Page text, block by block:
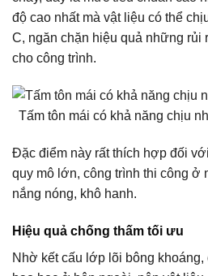
độ cao nhất mà vật liệu có thể
C, ngăn chặn hiệu quả những rủi
cho công trình.
Tấm tôn mái có khả năng chịu
Đặc điểm này rất thích hợp đối
quy mô lớn, công trình thi công ở
nắng nóng, khô hanh.
Hiệu quả chống thấm tối ưu
Nhờ kết cấu lớp lõi bông